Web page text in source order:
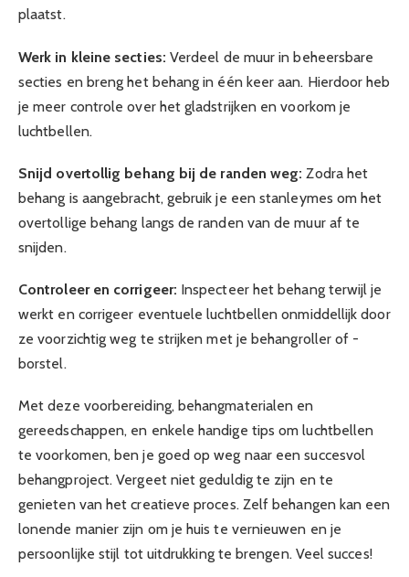
plaatst.
Werk in kleine secties: Verdeel de muur in beheersbare
secties en breng het behang in één keer aan. Hierdoor heb
je meer controle over het gladstrijken en voorkom je
luchtbellen.
Snijd overtollig behang bij de randen weg: Zodra het
behang is aangebracht, gebruik je een stanleymes om het
overtollige behang langs de randen van de muur af te
snijden.
Controleer en corrigeer: Inspecteer het behang terwijl je
werkt en corrigeer eventuele luchtbellen onmiddellijk door
ze voorzichtig weg te strijken met je behangroller of -
borstel.
Met deze voorbereiding, behangmaterialen en
gereedschappen, en enkele handige tips om luchtbellen
te voorkomen, ben je goed op weg naar een succesvol
behangproject. Vergeet niet geduldig te zijn en te
genieten van het creatieve proces. Zelf behangen kan een
lonende manier zijn om je huis te vernieuwen en je
persoonlijke stijl tot uitdrukking te brengen. Veel succes!